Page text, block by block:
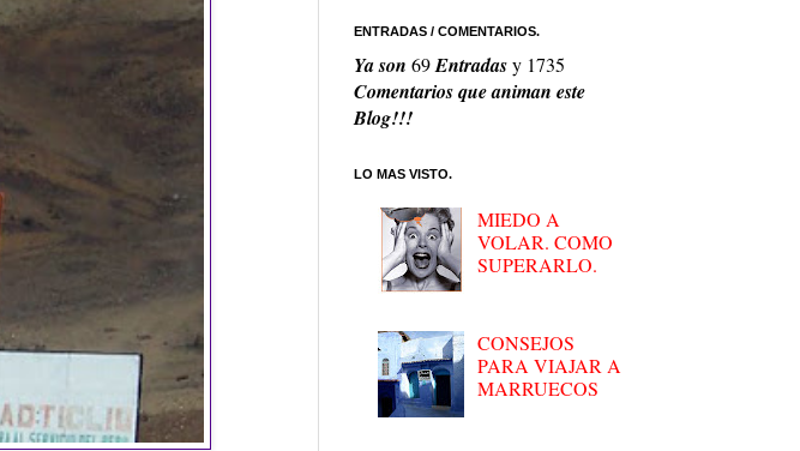
ENTRADAS / COMENTARIOS.
Ya son 69Entradasy 1735
Comentarios que animan este
Blog!!!
LO MAS VISTO.
MIEDO A
VOLAR. COMO
SUPERARLO.
CONSEJOS
PARA VIAJAR A
MARRUECOS